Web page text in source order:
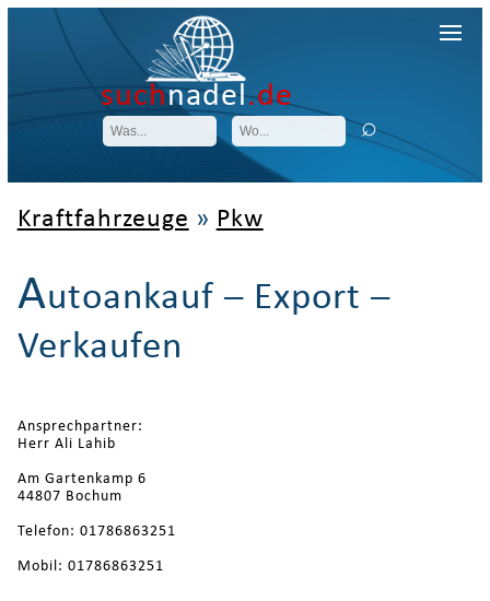
suchnadel.de
Kraftfahrzeuge » Pkw
Autoankauf – Export –
Verkaufen
Ansprechpartner:
Herr Ali Lahib
Am Gartenkamp 6
44807 Bochum
Telefon: 01786863251
Mobil: 01786863251